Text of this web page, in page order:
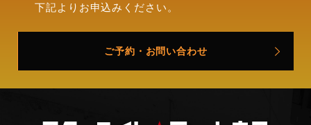
下記よりお申込みください。
ご予約・お問い合わせ